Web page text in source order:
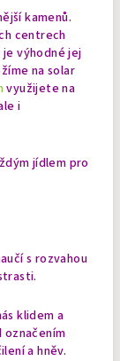
kamenů.
centrech
výhodné jej
na solar
využijete na
i
jídlem pro
s rozvahou
klidem a
označením
a hněv.